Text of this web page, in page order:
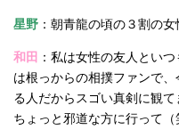
星野 ：朝青龍の頃の３割の
和田 ：私は女性の友人とい
は根っからの相撲ファンで
る人だからスゴい真剣に観
ちょっと邪道な方に行って（